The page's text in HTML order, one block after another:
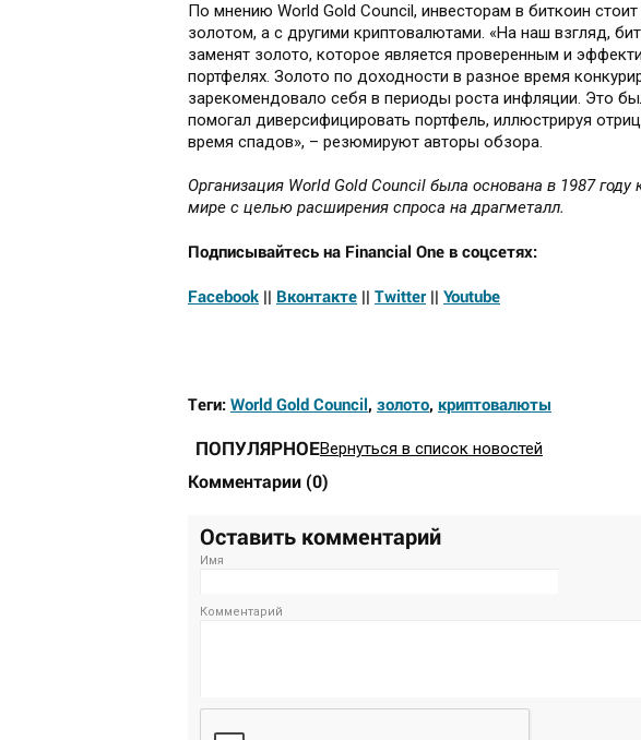
По мнению World Gold Council, инвесторам в биткоин
золотом, а с другими криптовалютами. «На наш взгляд,
заменят золото, которое является проверенным и
портфелях. Золото по доходности в разное время
зарекомендовало себя в периоды роста инфляции. Это
помогал диверсифицировать портфель, иллюстрируя
время спадов», – резюмируют авторы обзора.
Организация World Gold Council была основана в 1987
мире с целью расширения спроса на драгметалл.
Подписывайтесь на Financial One в соцсетях:
Facebook || Вконтакте || Twitter|| Youtube
Теги: World Gold Council, золото, криптовалюты
ПОПУЛЯРНОЕВернуться в список новостей
Комментарии (0)
Оставить комментарий
Имя
Комментарий